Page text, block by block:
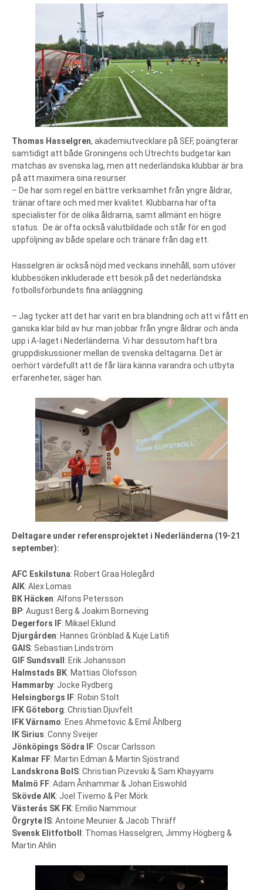
Thomas Hasselgren, akademiutvecklare på SEF, poängterar
samtidigt att både Groningens och Utrechts budgetar kan
matchas av svenska lag, men att nederländska klubbar är bra
på att maximera sina resurser.
– De har som regel en bättre verksamhet från yngre åldrar,
tränar oftare och med mer kvalitet. Klubbarna har ofta
specialister för de olika åldrarna, samt allmänt en högre
status. De är ofta också välutbildade och står för en god
uppföljning av både spelare och tränare från dag ett.
Hasselgren är också nöjd med veckans innehåll, som utöver
klubbesöken inkluderade ett besök på det nederländska
fotbollsförbundets fina anläggning.
– Jag tycker att det har varit en bra blandning och att vi fått en
ganska klar bild av hur man jobbar från yngre åldrar och ända
upp i A-laget i Nederländerna. Vi har dessutom haft bra
gruppdiskussioner mellan de svenska deltagarna. Det är
oerhört värdefullt att de får lära känna varandra och utbyta
erfarenheter, säger han.
Deltagare under referensprojektet i Nederländerna (19-21
september):
AFC Eskilstuna: Robert Graa Holegård
AIK: Alex Lomas
BK Häcken: Alfons Petersson
BP: August Berg & Joakim Borneving
Degerfors IF: Mikael Eklund
Djurgården: Hannes Grönblad & Kuje Latifi
GAIS: Sebastian Lindström
GIF Sundsvall : Erik Johansson
Halmstads BK: Mattias Olofsson
Hammarby: Jocke Rydberg
Helsingborgs IF: Robin Stolt
IFK Göteborg: Christian Djuvfelt
IFK Värnamo: Enes Ahmetovic & Emil Åhlberg
IK Sirius: Conny Sveijer
Jönköpings Södra IF: Oscar Carlsson
Kalmar FF: Martin Edman & Martin Sjöstrand
Landskrona BoIS: Christian Pizevski & Sam Khayyami
Malmö FF: Adam Ånhammar & Johan Eiswohld
Skövde AIK: Joel Tivemo & Per Mörk
Västerås SK FK: Emilio Nammour
Örgryte IS: Antoine Meunier & Jacob Thräff
Svensk Elitfotboll : Thomas Hasselgren, Jimmy Högberg &
Martin Ahlin